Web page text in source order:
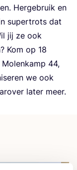
Her­ge­bruik en
super­trots dat
jij ze ook
Kom op 18
Molen­kamp 44,
we ook
later meer.